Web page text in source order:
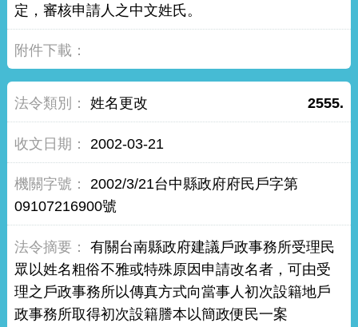
定，審核申請人之中文姓氏。
2555.
姓名更改
2002-03-21
2002/3/21台中縣政府府民戶字第
09107216900號
有關台南縣政府建議戶政事務所受理民
眾以姓名粗俗不雅或特殊原因申請改名者，可由受
理之戶政事務所以傳真方式向當事人初次設籍地戶
政事務所取得初次設籍謄本以簡政便民一案